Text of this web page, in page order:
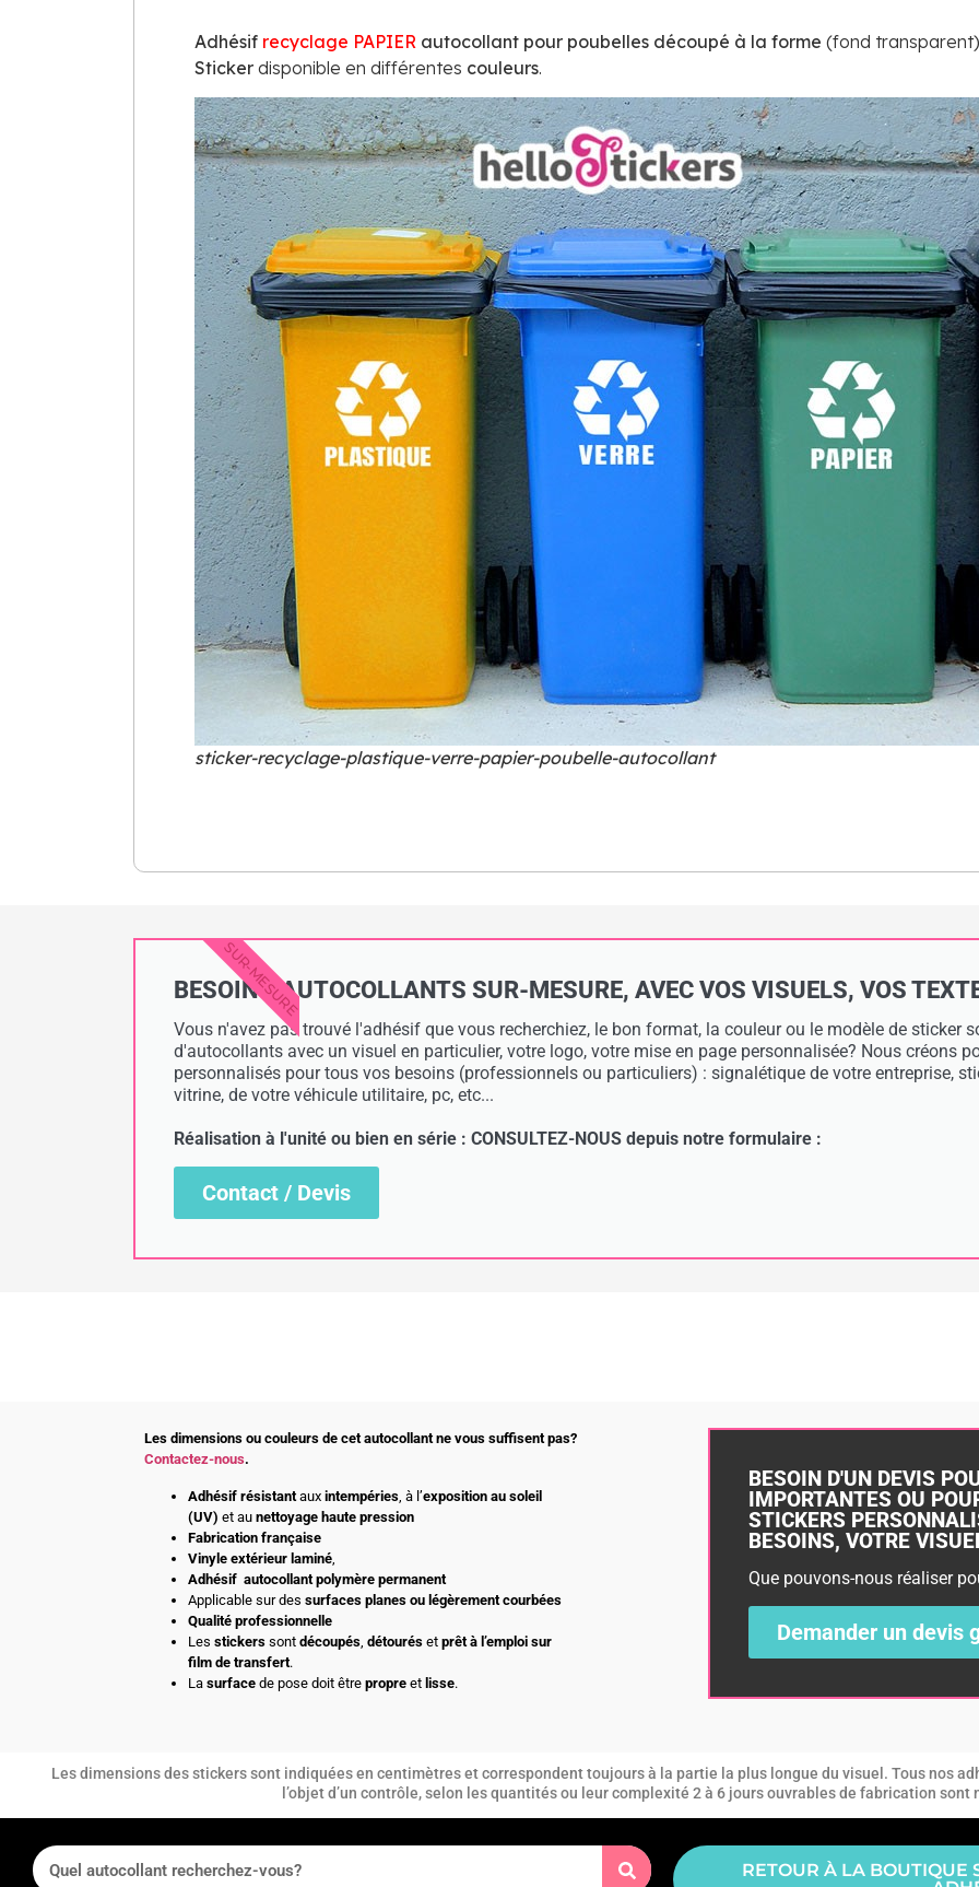
Adhésif recyclage PAPIER autocollant pour poubelles découpé à la forme (fond
Sticker disponible en différentes couleurs.
sticker-recyclage-plastique-verre-papier-poubelle-autocollant
BESOIN D'AUTOCOLLANTS SUR-MESURE, AVEC VOS VISUELS, VOS
Vous n'avez pas trouvé l'adhésif que vous recherchiez, le bon format, la couleur ou le modèle de sticker
d'autocollants avec un visuel en particulier, votre logo, votre mise en page personnalisée? Nous créons
personnalisés pour tous vos besoins (professionnels ou particuliers) : signalétique de votre entreprise,
vitrine, de votre véhicule utilitaire, pc, etc...
Réalisation à l'unité ou bien en série : CONSULTEZ-NOUS depuis notre formulaire :
Contact / Devis
SUR-MESURE
Les dimensions ou couleurs de cet autocollant ne vous suffisent pas?
Contactez-nous.
Adhésif résistant aux intempéries , à l’exposition au soleil
(UV) et au nettoyage haute pression
Fabrication française
Vinyle extérieur laminé
Adhésif autocollant polymère permanent
Applicable sur des surfaces planes ou légèrement courbées
Qualité professionnelle
Les stickers sont découpés détourés et prêt à l’emploi sur
film de transfert.
La surface de pose doit être propre et lisse.
BESOIN D'UN DEVIS
IMPORTANTES OU
STICKERS
BESOINS, VOTRE
Que pouvons-nous réaliser
Demander un devis
Les dimensions des stickers sont indiquées en centimètres et correspondent toujours à la partie la plus longue du visuel. Tous nos
l’objet d’un contrôle, selon les quantités ou leur complexité 2 à 6 jours ouvrables de fabrication sont
RETOUR À LA BOUTIQUE